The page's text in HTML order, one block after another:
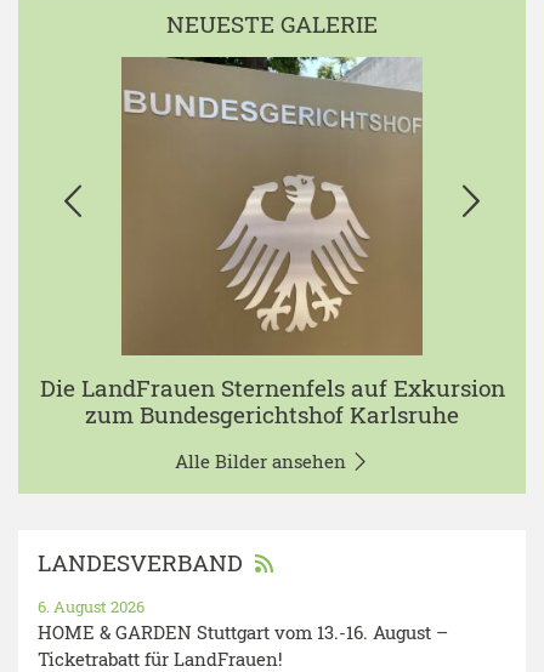
NEUESTE GALERIE
Die LandFrauen Sternenfels auf Exkursion
zum Bundesgerichtshof Karlsruhe
Alle Bilder ansehen
LANDESVERBAND
HOME & GARDEN Stuttgart vom 13.-16. August –
Ticketrabatt für LandFrauen!
6. August 2026